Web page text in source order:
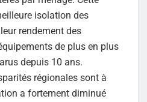
isolation des
rendement des
de plus en plus
depuis 10 ans.
régionales sont à
a fortement diminué